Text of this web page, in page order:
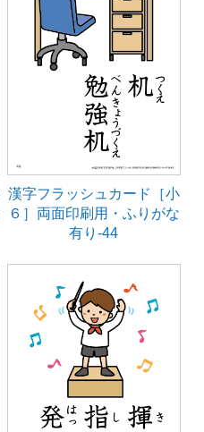
漢字フラッシュカード［小
６］両面印刷用・ふりがな
有り-44